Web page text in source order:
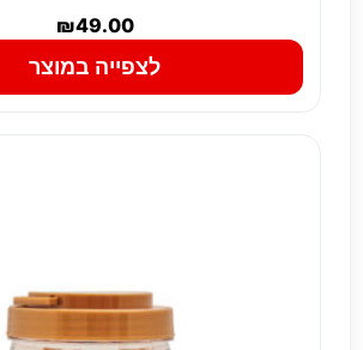
₪49.00
לצפייה במוצר